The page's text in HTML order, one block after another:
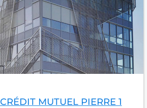
MUTUEL PIERRE 1